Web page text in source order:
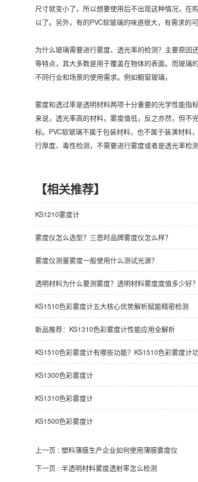
尺寸就变小了，所以想要使用后不出现这种情况，在
以了。另外，有的PVC软玻璃的味道很大，有需求的
为什么玻璃需要进行雾度、透光率的检测？主要原因
等特点，其大多数是用于覆盖在物体的表面。而玻璃
不同行业和场景的使用需求。例如橱窗玻璃，
雾度和透过率是透明材料两项十分重要的光学性能指
来说，透光率高的材料，雾度值低，反之亦然，但不
标。PVC软玻璃不属于包装材料，也不属于装潢材料
行厚度、毒性检测，不需要进行雾度或者是透光率检测
【相关推荐】
KS1210雾度计
雾度仪怎么选型？三恩时品牌雾度仪怎么样？
雾度仪测量雾度一般使用什么测试光源？
透明材料为什么要测雾度？透明材料雾度度值多少好？
KS1510色彩雾度计五大核心优势解析赋能精密检测
新品推荐：KS1310色彩雾度计性能应用全解析
KS1510色彩雾度计有哪些功能？KS1510色彩雾度计
KS1300色彩雾度计
KS1310色彩雾度计
KS1500色彩雾度计
上一页 : 塑料薄膜生产企业如何使用薄膜雾度仪
下一页 : 半透明材料雾度透射率怎么检测